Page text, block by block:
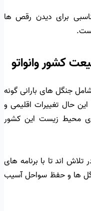
برای دیدن رقص ها
کشور وانواتو
جنگل های بارانی گونه
حال تغییرات اقلیمی و
محیط زیست این کشور
اند تا با برنامه های
ها و حفظ سواحل آسیب